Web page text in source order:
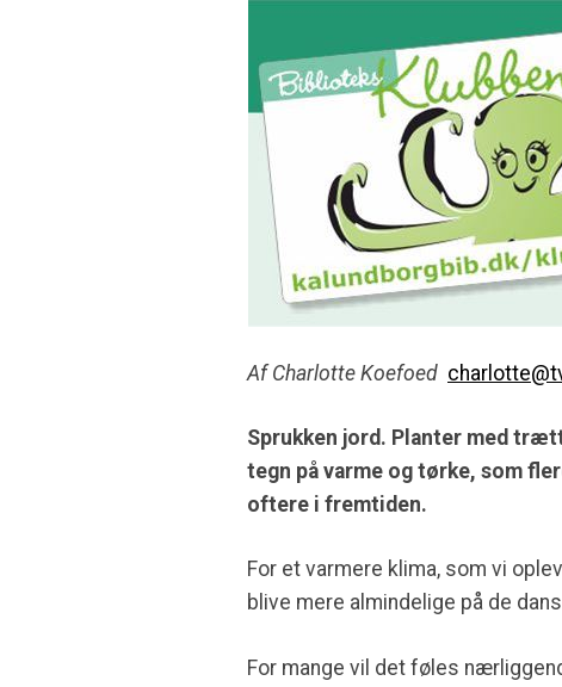
Af Charlotte Koefoed
Sprukken jord. Planter med
tegn på varme og tørke, som
oftere i fremtiden.
For et varmere klima, som vi
blive mere almindelige på de
For mange vil det føles